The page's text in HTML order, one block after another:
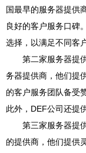
国最早的服务器提供
良好的客户服务口碑
选择，以满足不同客
第二家服务器提
务器提供商，他们提
的客户服务团队备受
此外，DEF公司还提
第三家服务器提
的提供商，他们提供